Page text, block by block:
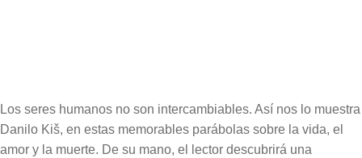
Los seres humanos no son intercambiables. Así nos lo muestra
Danilo Kiš, en estas memorables parábolas sobre la vida, el
amor y la muerte. De su mano, el lector descubrirá una